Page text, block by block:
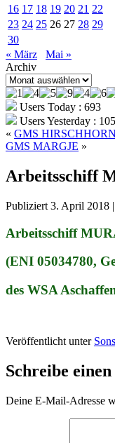
16 17 18 19 20 21 22
23 24 25 26 27 28 29
30
« März
Mai »
Archiv
Archiv
Users Today : 693
Users Yesterday :
« GMS HIRSCHHORN
GMS MARGJE »
Arbeitsschiff
Publiziert 3. April 2018 |
Arbeitsschiff
(ENI 05034780,
des WSA
Veröffentlicht unter
Schreibe
Deine E-Mail-Adresse